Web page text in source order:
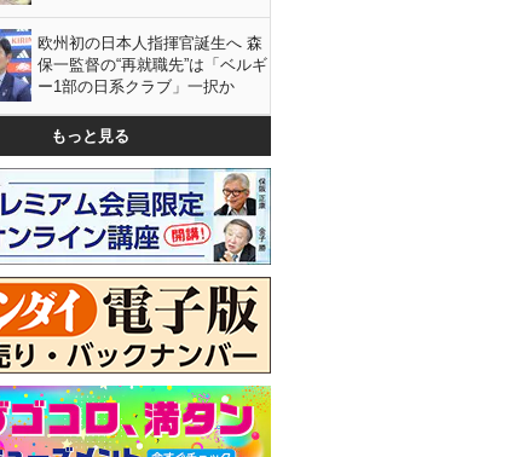
欧州初の日本人指揮官誕生へ 森
保一監督の“再就職先”は「ベルギ
ー1部の日系クラブ」一択か
もっと見る